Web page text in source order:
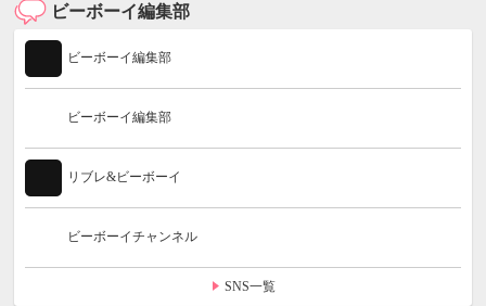
ビーボーイ編集部
ビーボーイ編集部
ビーボーイ編集部
リブレ&ビーボーイ
ビーボーイチャンネル
SNS一覧